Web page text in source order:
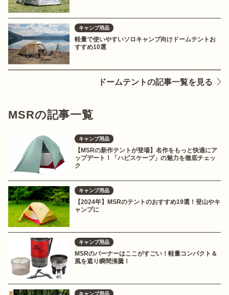
キャンプ用品
軽量で使いやすいソロキャンプ向けドームテントお
すすめ10選
ドームテントの記事一覧を見る
MSRの記事一覧
キャンプ用品
【MSRの新作テントが登場】名作をもっと快適にア
ップデート！「ハビスケープ」の魅力を徹底チェッ
ク
キャンプ用品
【2024年】MSRのテントのおすすめ19選！登山やキ
ャンプに
キャンプ用品
MSRのバーナーはここがすごい！軽量コンパクト＆
風を遮り瞬間沸騰！
キャンプ用品